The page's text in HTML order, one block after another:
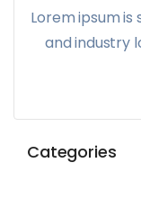
Lorem ipsum
and industry
Categories